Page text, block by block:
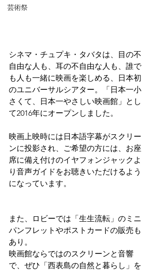
芸術祭
シネマ・チュプキ・タバタは、目の不
自由な人も、耳の不自由な人も、誰で
も人も一緒に映画を楽しめる、日本初
のユニバーサルシアター。「日本一小
さくて、日本一やさしい映画館」とし
て2016年にオープンしました。
映画上映時には日本語字幕がスクリー
ンに投影され、ご希望の方には、お座
席に備え付けのイヤフォンジャックよ
り音声ガイドをお聴きいただけるよう
になっています。
また、ロビーでは「生生流転」のミニ
パンフレットやポストカードの販売も
あり。
映画館ならではのスクリーンと音響
で、ぜひ「西表島の自然と暮らし」を